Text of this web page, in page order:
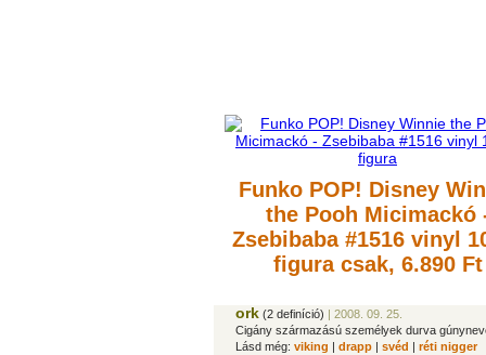
Funko POP! Disney
the Pooh Micimackó
Zsebibaba #1516 vinyl
figuracsak, 6.890 Ft
ork (2 definíció) | 2008. 09. 25.
Cigány származású személyek durva
Lásd még: viking | drapp | svéd | réti nigger